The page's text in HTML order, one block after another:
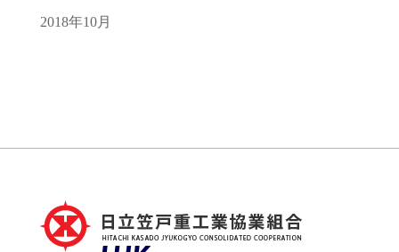
2018年10月